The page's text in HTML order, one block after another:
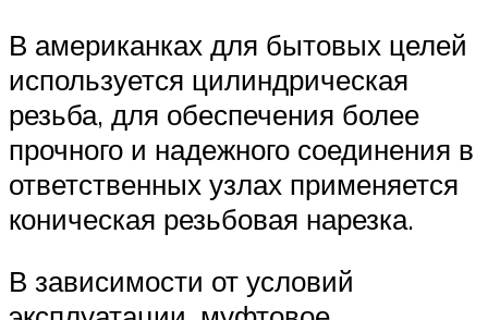
В американках для бытовых целей
используется цилиндрическая
резьба, для обеспечения более
прочного и надежного соединения в
ответственных узлах применяется
коническая резьбовая нарезка.
В зависимости от условий